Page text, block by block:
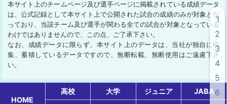
本サイト上のチームページ及び選手ページに掲載されている成績データ
は、公式記録として本サイト上で公開された試合の成績のみが対象とな
っており、当該チーム及び選手が関わる全ての試合が対象となっている
わけではありませんので、この点、ご了承下さい。
なお、成績データに限らず、本サイト上のデータは、当社が独自に収
集、蓄積しているデータですので、無断転載、無断使用はご遠慮下さ
い。
HOME
高校 大学 ジュニア JABA
1
2
3
4
5
6